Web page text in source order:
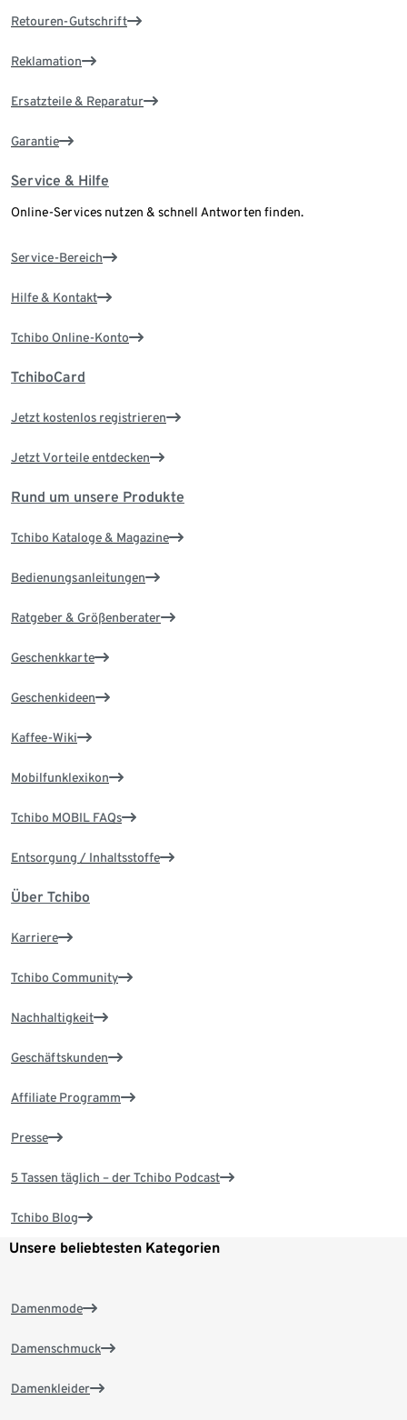
Retouren-Gutschrift
Reklamation
Ersatzteile & Reparatur
Garantie
Service & Hilfe
Online-Services nutzen & schnell Antworten finden.
Service-Bereich
Hilfe & Kontakt
Tchibo Online-Konto
TchiboCard
Jetzt kostenlos registrieren
Jetzt Vorteile entdecken
Rund um unsere Produkte
Tchibo Kataloge & Magazine
Bedienungsanleitungen
Ratgeber & Größenberater
Geschenkkarte
Geschenkideen
Kaffee-Wiki
Mobilfunklexikon
Tchibo MOBIL FAQs
Entsorgung / Inhaltsstoffe
Über Tchibo
Karriere
Tchibo Community
Nachhaltigkeit
Geschäftskunden
Affiliate Programm
Presse
5 Tassen täglich – der Tchibo Podcast
Tchibo Blog
Unsere beliebtesten Kategorien
Damenmode
Damenschmuck
Damenkleider